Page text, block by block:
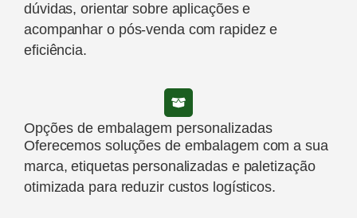
dúvidas, orientar sobre aplicações e
acompanhar o pós-venda com rapidez e
eficiência.
Opções de embalagem personalizadas
Oferecemos soluções de embalagem com a sua
marca, etiquetas personalizadas e paletização
otimizada para reduzir custos logísticos.